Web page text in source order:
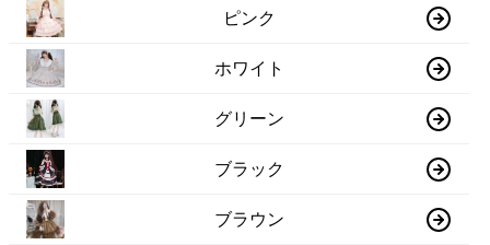
ピンク
ホワイト
グリーン
ブラック
ブラウン